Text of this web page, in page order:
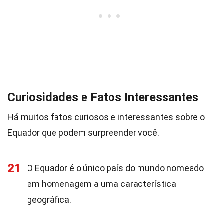
Curiosidades e Fatos Interessantes
Há muitos fatos curiosos e interessantes sobre o
Equador que podem surpreender você.
21
O Equador é o único país do mundo nomeado
em homenagem a uma característica
geográfica.